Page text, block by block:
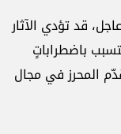
قد تؤدي الآثار
باضطراباتٍ
المحرز في مجال